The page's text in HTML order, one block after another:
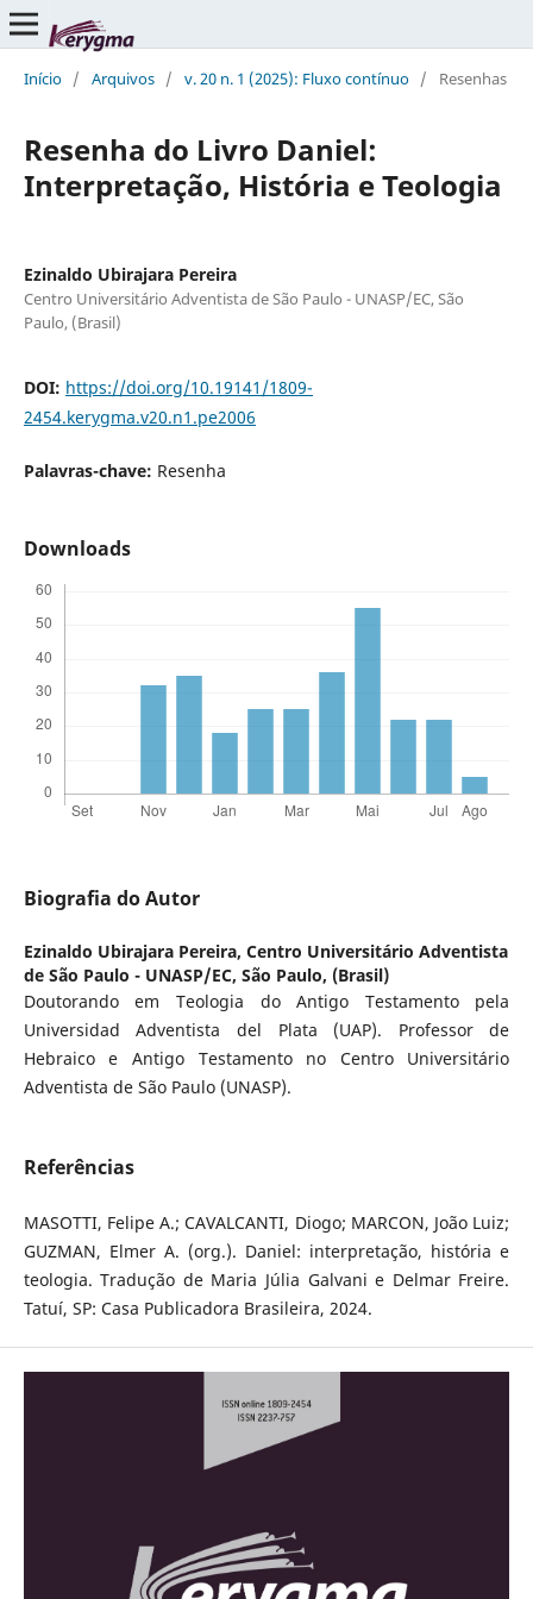
Início / Arquivos / v. 20 n. 1 (2025): Fluxo contínuo / Resenhas
Resenha do Livro Daniel:
Interpretação, História e Teologia
Ezinaldo Ubirajara Pereira
Centro Universitário Adventista de São Paulo - UNASP/EC, São
Paulo, (Brasil)
DOI: https://doi.org/10.19141/1809-
2454.kerygma.v20.n1.pe2006
Palavras-chave: Resenha
Downloads
Biografia do Autor
Ezinaldo Ubirajara Pereira, Centro Universitário Adventista
de São Paulo - UNASP/EC, São Paulo, (Brasil)
Doutorando em Teologia do Antigo Testamento pela
Universidad Adventista del Plata (UAP). Professor de
Hebraico e Antigo Testamento no Centro Universitário
Adventista de São Paulo (UNASP).
Referências
MASOTTI, Felipe A.; CAVALCANTI, Diogo; MARCON, João Luiz;
GUZMAN, Elmer A. (org.). Daniel: interpretação, história e
teologia. Tradução de Maria Júlia Galvani e Delmar Freire.
Tatuí, SP: Casa Publicadora Brasileira, 2024.